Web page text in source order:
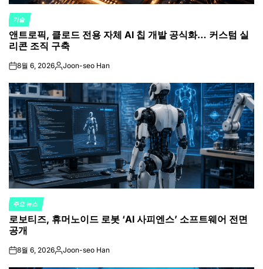
POSTED
IN
기술
앤트로픽, 클로드 전용 자체 AI 칩 개발 공식화… 커스텀 실
리콘 조직 구축
on8월 6, 2026Posted
Joon-seo Han
POSTED
IN
주요 뉴스
로보티즈, 휴머노이드 로봇 ‘AI 사피엔스’ 소프트웨어 전면
공개
on8월 6, 2026Posted
Joon-seo Han